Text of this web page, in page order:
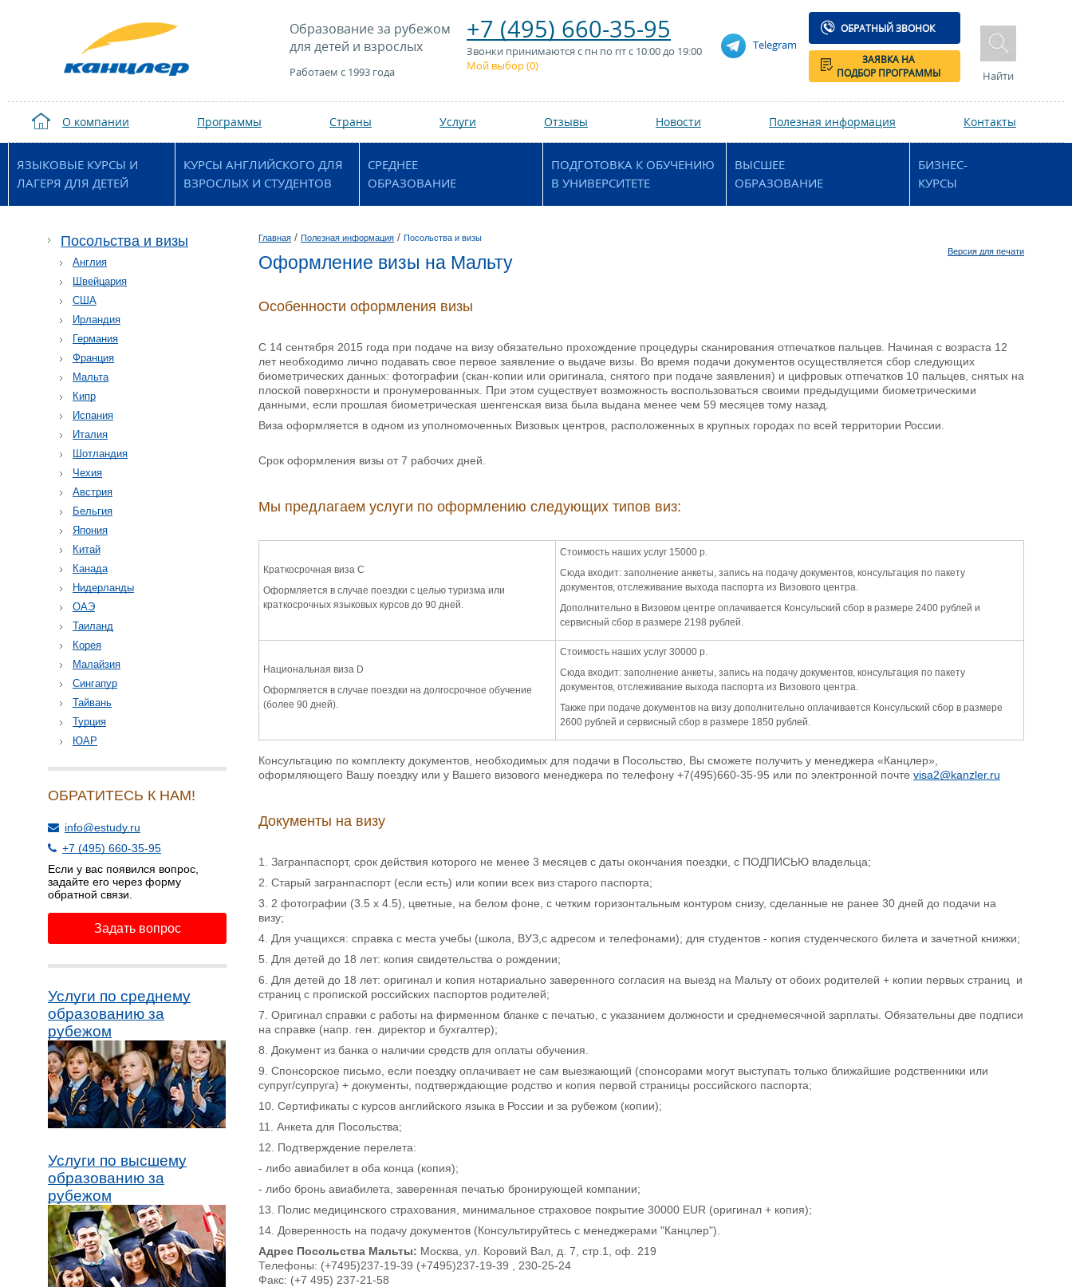
Образование за рубежом
для детей и взрослых
Работаем с 1993 года
+7 (495) 660-35-95
Звонки принимаются с пн по пт с 10:00 до 19:00
Мой выбор (0)
Telegram
ОБРАТНЫЙ ЗВОНОК
ЗАЯВКА НА
ПОДБОР ПРОГРАММЫ
Найти
О компании Программы Страны Услуги Отзывы Новости Полезная информация Контакты
ЯЗЫКОВЫЕ КУРСЫ И
ЛАГЕРЯ ДЛЯ ДЕТЕЙ
КУРСЫ АНГЛИЙСКОГО ДЛЯ
ВЗРОСЛЫХ И СТУДЕНТОВ
СРЕДНЕЕ
ОБРАЗОВАНИЕ
ПОДГОТОВКА К ОБУЧЕНИЮ
В УНИВЕРСИТЕТЕ
ВЫСШЕЕ
ОБРАЗОВАНИЕ
БИЗНЕС-
КУРСЫ
Посольства и визы
Англия
Швейцария
США
Ирландия
Германия
Франция
Мальта
Кипр
Испания
Италия
Шотландия
Чехия
Австрия
Бельгия
Япония
Китай
Канада
Нидерланды
ОАЭ
Таиланд
Корея
Малайзия
Сингапур
Тайвань
Турция
ЮАР
ОБРАТИТЕСЬ К НАМ!
info@estudy.ru
+7 (495) 660-35-95
Если у вас появился вопрос,
задайте его через форму
обратной связи.
Задать вопрос
Услуги по среднему
образованию за
рубежом
Услуги по высшему
образованию за
рубежом
Главная / Полезная информация / Посольства и визы
Версия для печати
Оформление визы на Мальту
Особенности оформления визы
С 14 сентября 2015 года при подаче на визу обязательно прохождение процедуры сканирования отпечатков пальцев. Начиная с возраста 12
лет необходимо лично подавать свое первое заявление о выдаче визы. Во время подачи документов осуществляется сбор следующих
биометрических данных: фотографии (скан-копии или оригинала, снятого при подаче заявления) и цифровых отпечатков 10 пальцев, снятых на
плоской поверхности и пронумерованных. При этом существует возможность воспользоваться своими предыдущими биометрическими
данными, если прошлая биометрическая шенгенская виза была выдана менее чем 59 месяцев тому назад.
Виза оформляется в одном из уполномоченных Визовых центров, расположенных в крупных городах по всей территории России.
Срок оформления визы от 7 рабочих дней.
Мы предлагаем услуги по оформлению следующих типов виз:
Краткосрочная виза С
Оформляется в случае поездки с целью туризма или
краткосрочных языковых курсов до 90 дней.
Стоимость наших услуг 15000 р.
Сюда входит: заполнение анкеты, запись на подачу документов, консультация по пакету
документов, отслеживание выхода паспорта из Визового центра.
Дополнительно в Визовом центре оплачивается Консульский сбор в размере 2400 рублей и
сервисный сбор в размере 2198 рублей.
Национальная виза D
Оформляется в случае поездки на долгосрочное обучение
(более 90 дней).
Стоимость наших услуг 30000 р.
Сюда входит: заполнение анкеты, запись на подачу документов, консультация по пакету
документов, отслеживание выхода паспорта из Визового центра.
Также при подаче документов на визу дополнительно оплачивается Консульский сбор в размере
2600 рублей и сервисный сбор в размере 1850 рублей.
Консультацию по комплекту документов, необходимых для подачи в Посольство, Вы сможете получить у менеджера «Канцлер»,
оформляющего Вашу поездку или у Вашего визового менеджера по телефону +7(495)660-35-95 или по электронной почте visa2@kanzler.ru
Документы на визу
1. Загранпаспорт, срок действия которого не менее 3 месяцев с даты окончания поездки, с ПОДПИСЬЮ владельца;
2. Старый загранпаспорт (если есть) или копии всех виз старого паспорта;
3. 2 фотографии (3.5 х 4.5), цветные, на белом фоне, с четким горизонтальным контуром снизу, сделанные не ранее 30 дней до подачи на
визу;
4. Для учащихся: справка с места учебы (школа, ВУЗ,с адресом и телефонами); для студентов - копия студенческого билета и зачетной книжки;
5. Для детей до 18 лет: копия свидетельства о рождении;
6. Для детей до 18 лет: оригинал и копия нотариально заверенного согласия на выезд на Мальту от обоих родителей + копии первых страниц и
страниц с пропиской российских паспортов родителей;
7. Оригинал справки с работы на фирменном бланке с печатью, с указанием должности и среднемесячной зарплаты. Обязательны две подписи
на справке (напр. ген. директор и бухгалтер);
8. Документ из банка о наличии средств для оплаты обучения.
9. Спонсорское письмо, если поездку оплачивает не сам выезжающий (спонсорами могут выступать только ближайшие родственники или
супруг/супруга) + документы, подтверждающие родство и копия первой страницы российского паспорта;
10. Сертификаты с курсов английского языка в России и за рубежом (копии);
11. Анкета для Посольства;
12. Подтверждение перелета:
- либо авиабилет в оба конца (копия);
- либо бронь авиабилета, заверенная печатью бронирующей компании;
13. Полис медицинского страхования, минимальное страховое покрытие 30000 EUR (оригинал + копия);
14. Доверенность на подачу документов (Консультируйтесь с менеджерами "Канцлер").
Адрес Посольства Мальты: Москва, ул. Коровий Вал, д. 7, стр.1, оф. 219
Телефоны: (+7495)237-19-39 (+7495)237-19-39 , 230-25-24
Факс: (+7 495) 237-21-58